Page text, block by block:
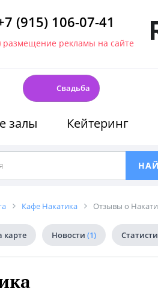
(915) 106-07-41
размещение рекламы на сайте
Свадьба
залы Кейтеринг
Кафе Накатика Отзывы о
карте Новости (1)